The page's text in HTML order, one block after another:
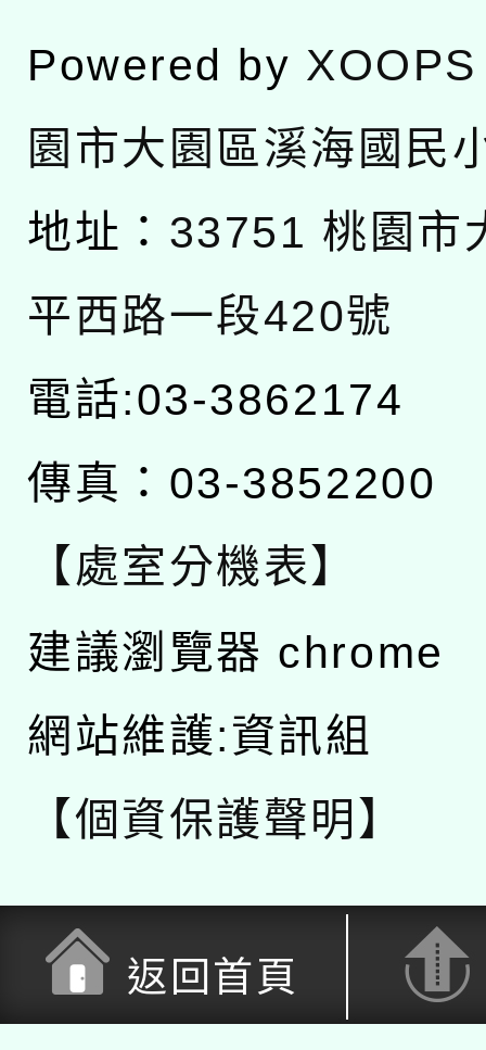
Powered by XOOPS
園市大園區溪海國民
地址： 33751 桃園市
平西路一段420號
電話:03-3862174
傳真：03-3852200
【處室分機表】
建議瀏覽器 chrome
網站維護:資訊組
【個資保護聲明】
返回首頁